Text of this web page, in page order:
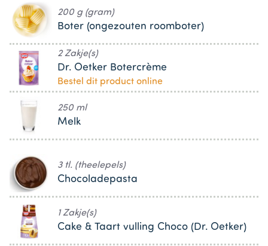
200 g (gram)
Boter (ongezouten roomboter)
2 Zakje(s)
Dr. Oetker Botercrème
Bestel dit product online
250 ml
Melk
3 tl. (theelepels)
Chocoladepasta
1 Zakje(s)
Cake & Taart vulling Choco (Dr. Oetker)